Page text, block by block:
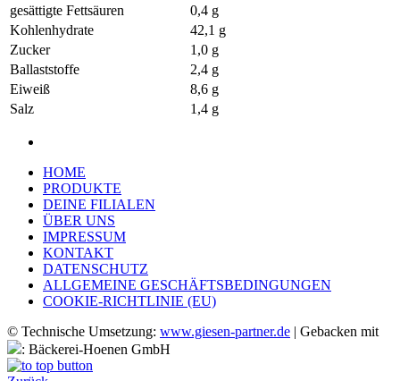
gesättigte Fettsäuren
0,4 g
Kohlenhydrate
42,1 g
Zucker
1,0 g
Ballaststoffe
2,4 g
Eiweiß
8,6 g
Salz
1,4 g
HOME
PRODUKTE
DEINE FILIALEN
ÜBER UNS
IMPRESSUM
KONTAKT
DATENSCHUTZ
ALLGEMEINE GESCHÄFTSBEDINGUNGEN
COOKIE-RICHTLINIE (EU)
© Technische Umsetzung: www.giesen-partner.de | Gebacken mit
: Bäckerei-Hoenen GmbH